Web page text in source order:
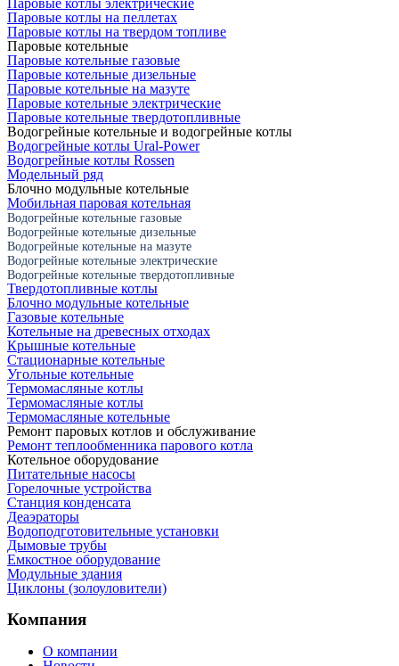
Паровые котлы на пеллетах
Паровые котлы на твердом топливе
Паровые котельные
Паровые котельные газовые
Паровые котельные дизельные
Паровые котельные на мазуте
Паровые котельные электрические
Паровые котельные твердотопливные
Водогрейные котельные и водогрейные котлы
Водогрейные котлы Ural-Power
Водогрейные котлы Rossen
Модельный ряд
Блочно модульные котельные
Мобильная паровая котельная
Водогрейные котельные газовые
Водогрейные котельные дизельные
Водогрейные котельные на мазуте
Водогрейные котельные электрические
Водогрейные котельные твердотопливные
Твердотопливные котлы
Блочно модульные котельные
Газовые котельные
Котельные на древесных отходах
Крышные котельные
Стационарные котельные
Угольные котельные
Термомасляные котлы
Термомасляные котлы
Термомасляные котельные
Ремонт паровых котлов и обслуживание
Ремонт теплообменника парового котла
Котельное оборудование
Питательные насосы
Горелочные устройства
Станция конденсата
Деаэраторы
Водоподготовительные установки
Дымовые трубы
Емкостное оборудование
Mодульные здания
Циклоны (золоуловители)
Компания
О компании